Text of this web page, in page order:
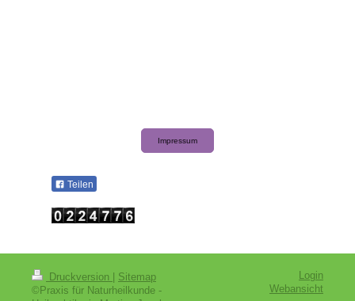
Impressum
Teilen
Druckversion
Sitemap
©Praxis für Naturheilkunde -
Login
Webansicht